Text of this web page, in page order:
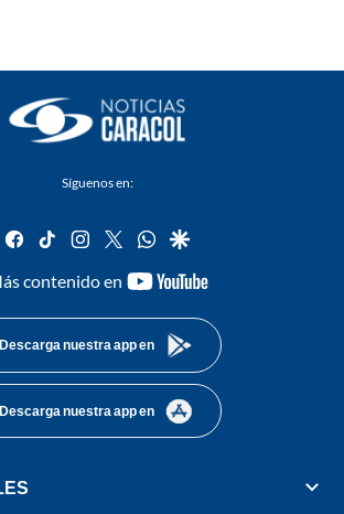
Síguenos en:
facebook
tiktok instagram
twitterwhatsapp
google
contenido en
youtube-
Descarga nuestra app en
Descarga nuestra app en